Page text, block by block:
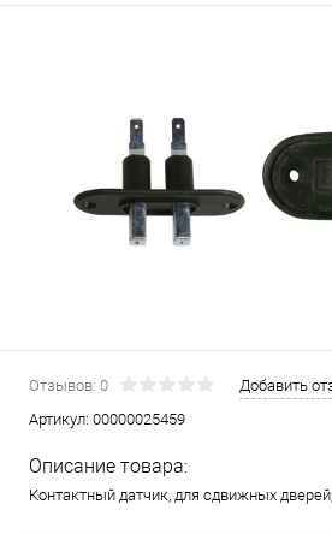
Отзывов: 0
Добавить
Артикул: 00000025459
Описание товара:
Контактный датчик, для сдвижных